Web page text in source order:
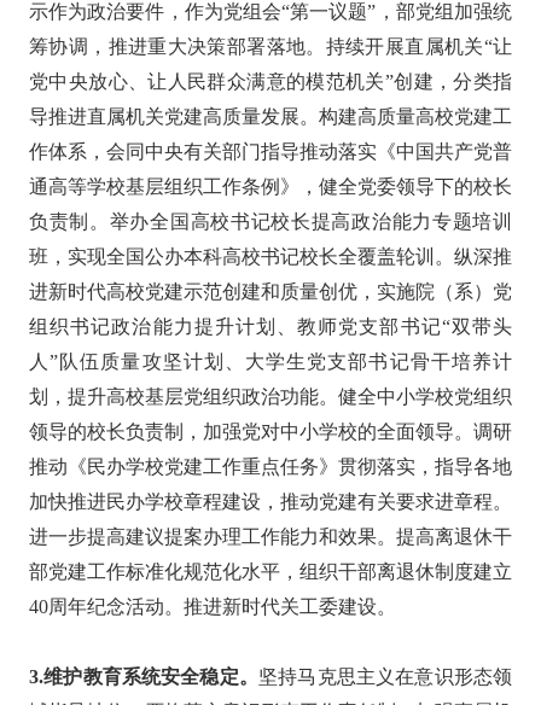
示作为政治要件，作为党组会“第一议题”，部党组加强统
筹协调，推进重大决策部署落地。持续开展直属机关“让
党中央放心、让人民群众满意的模范机关”创建，分类指
导推进直属机关党建高质量发展。构建高质量高校党建工
作体系，会同中央有关部门指导推动落实《中国共产党普
通高等学校基层组织工作条例》，健全党委领导下的校长
负责制。举办全国高校书记校长提高政治能力专题培训
班，实现全国公办本科高校书记校长全覆盖轮训。纵深推
进新时代高校党建示范创建和质量创优，实施院（系）党
组织书记政治能力提升计划、教师党支部书记“双带头
人”队伍质量攻坚计划、大学生党支部书记骨干培养计
划，提升高校基层党组织政治功能。健全中小学校党组织
领导的校长负责制，加强党对中小学校的全面领导。调研
推动《民办学校党建工作重点任务》贯彻落实，指导各地
加快推进民办学校章程建设，推动党建有关要求进章程。
进一步提高建议提案办理工作能力和效果。提高离退休干
部党建工作标准化规范化水平，组织干部离退休制度建立
40周年纪念活动。推进新时代关工委建设。
3.维护教育系统安全稳定。 坚持马克思主义在意识形态领